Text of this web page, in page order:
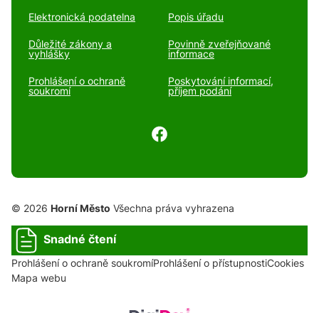
Elektronická podatelna Popis úřadu
Důležité zákony a
vyhlášky
Povinně zveřejňované
informace
Prohlášení o ochraně
soukromí
Poskytování informací,
příjem podání
© 2026 Horní Město Všechna práva vyhrazena
Snadné čtení
Prohlášení o ochraně soukromíProhlášení o přístupnostiCookies
Mapa webu